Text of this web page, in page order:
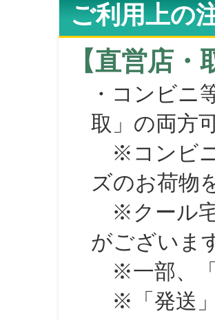
ご利用上の
【直営店
・コンビニ
取」の両方
※コンビニ
ズのお荷物
※クール宅
がございま
※一部、「
※「発送」